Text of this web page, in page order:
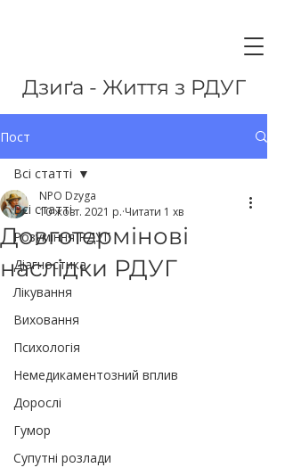
Дзиґа - Життя з РДУГ
Пост
Всі статті
Розуміння РДУГ
Діагностика
Лікування
Виховання
Психологія
Немедикаментозний вплив
Дорослі
Гумор
Супутні розлади
Всі статті
Довготермінові
наслідки РДУГ
NPO Dzyga
10 жовт. 2021 р. Читати 1 хв